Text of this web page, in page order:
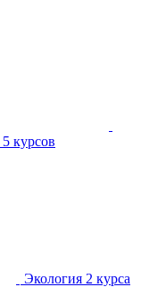
5 курсов
Экология 2 курса